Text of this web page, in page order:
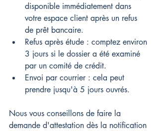
disponible immédiatement dans
votre espace client après un refus
de prêt bancaire.
Refus après étude : comptez environ
3 jours si le dossier a été examiné
par un comité de crédit.
Envoi par courrier : cela peut
prendre jusqu'à 5 jours ouvrés.
Nous vous conseillons de faire la
demande d'attestation dès la notification